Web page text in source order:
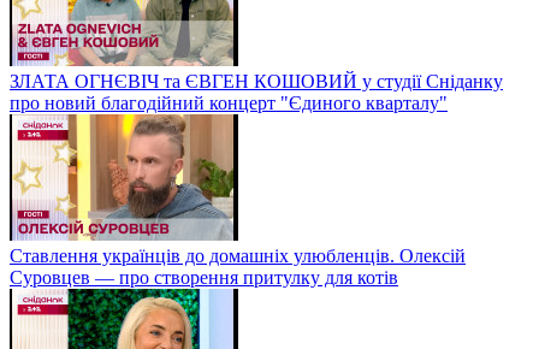
ЗЛАТА ОГНЄВІЧ та ЄВГЕН КОШОВИЙ у студії Сніданку
про новий благодійний концерт "Єдиного кварталу"
Ставлення українців до домашніх улюбленців. Олексій
Суровцев — про створення притулку для котів